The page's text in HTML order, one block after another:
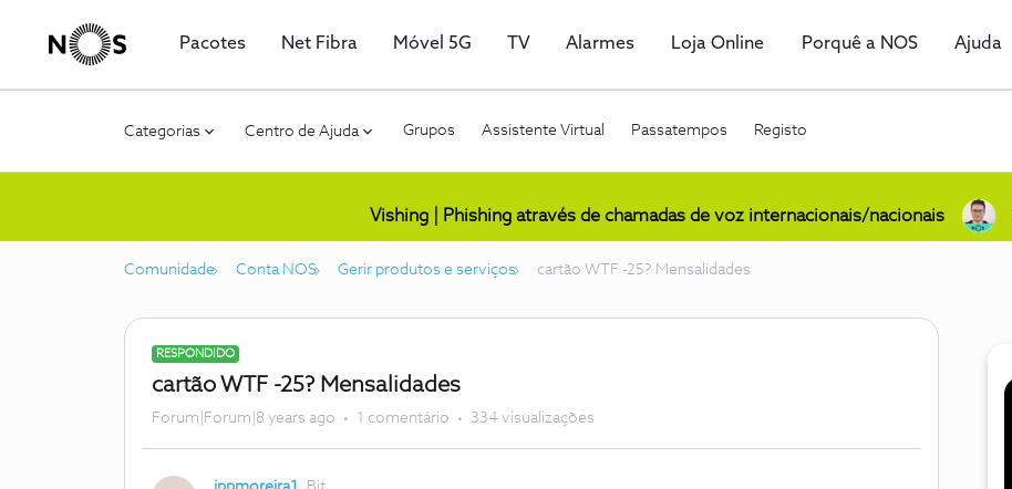
Pacotes Net Fibra Móvel 5G TV Alarmes Loja Online Porquê a NOS Ajuda
Categorias Centro de Ajuda Grupos Assistente Virtual Passatempos Registo
Vishing | Phishing através de chamadas de voz internacionais/nacionais
Comunidade Conta NOS Gerir produtos e serviços cartão WTF -25? Mensalidades
RESPONDIDO
cartão WTF -25? Mensalidades
Forum|Forum|8 years ago 1 comentário 334 visualizações